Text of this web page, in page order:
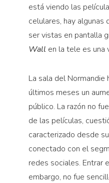
está viendo las
celulares, hay algunas
ser vistas en pantalla
Wall en la tele es una
La sala del
últimos meses un
público. La razón no
de las películas,
caracterizado desde
conectado con el
redes sociales. Entrar
embargo, no fue